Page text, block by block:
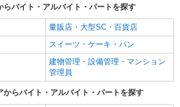
らバイト・アルバイト・パートを探す
量販店・大型SC・百貨店
スイーツ・ケーキ・パン
建物管理・設備管理・マンション
管理員
からバイト・アルバイト・パートを探す